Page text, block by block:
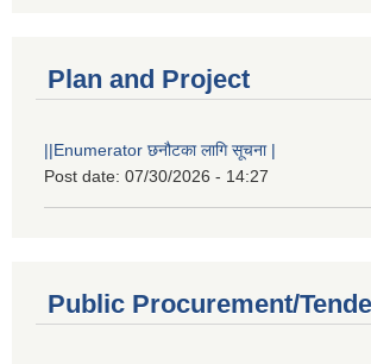
Plan and Project
||Enumerator छनौटका लागि सूचना |
Post date: 07/30/2026 - 14:27
Public Procurement/